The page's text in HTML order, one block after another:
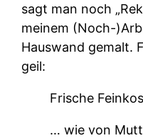
sagt man noch
meinem (Noch-
Hauswand gemalt.
geil:
Frische
… wie von